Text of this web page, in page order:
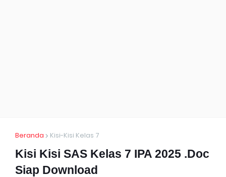
Beranda Kisi-Kisi Kelas 7
Kisi Kisi SAS Kelas 7 IPA 2025 .Doc
Siap Download